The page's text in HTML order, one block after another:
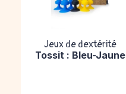
Jeux de dextérité
Tossit : Bleu-Jaune